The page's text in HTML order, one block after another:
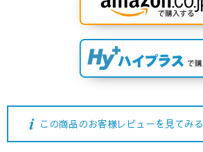
この商品のお客様レビューを見てみる